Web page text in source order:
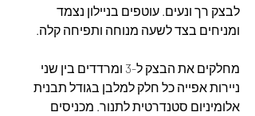
לבצק רך ונעים. עוטפים בניילון נצמד
ומניחים בצד לשעה מנוחה ותפיחה קלה.
מחלקים את הבצק ל-3 ומרדדים בין שני
ניירות אפייה כל חלק למלבן בגודל תבנית
אלומיניום סטנדרטית לתנור. מכניסים